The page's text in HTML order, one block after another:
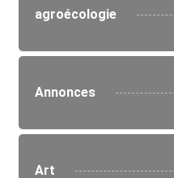
agroécologie
Annonces
Art